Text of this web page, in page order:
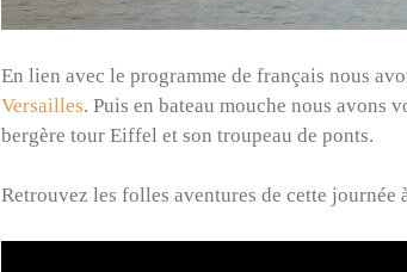
En lien avec le programme de français nous
Versailles. Puis en bateau mouche nous avons
bergère tour Eiffel et son troupeau de ponts.
Retrouvez les folles aventures de cette journée